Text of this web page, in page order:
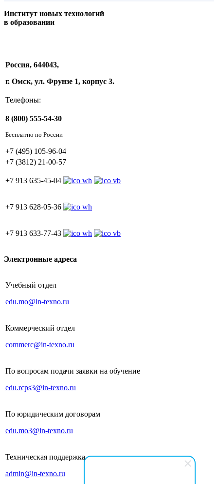
Институт новых технологий
в образовании
Россия, 644043,
г. Омск, ул. Фрунзе 1, корпус 3.
Телефоны:
8 (800) 555-54-30
Бесплатно по России
+7 (495) 105-96-04
+7 (3812) 21-00-57
+7 913 635-45-04
+7 913 628-05-36
+7 913 633-77-43
Электронные адреса
Учебный отдел
edu.mo@in-texno.ru
Коммерческий отдел
commerc@in-texno.ru
По вопросам подачи заявки на обучение
edu.rcps3@in-texno.ru
По юридическим договорам
edu.mo3@in-texno.ru
Техническая поддержка
admin@in-texno.ru